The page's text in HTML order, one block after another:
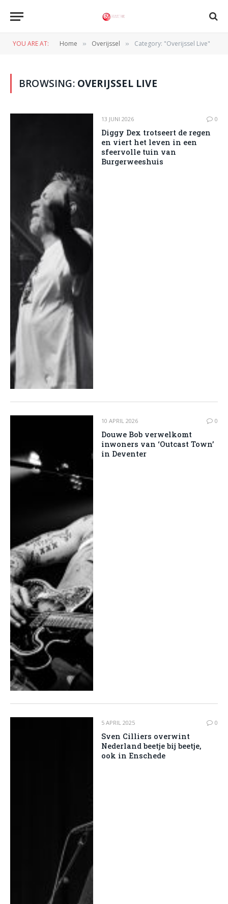
YOU ARE AT: Home » Overijssel » Category: "Overijssel Live"
BROWSING: OVERIJSSEL LIVE
13 JUNI 2026 0
Diggy Dex trotseert de regen
en viert het leven in een
sfeervolle tuin van
Burgerweeshuis
10 APRIL 2026 0
Douwe Bob verwelkomt
inwoners van ‘Outcast Town’
in Deventer
5 APRIL 2025 0
Sven Cilliers overwint
Nederland beetje bij beetje,
ook in Enschede